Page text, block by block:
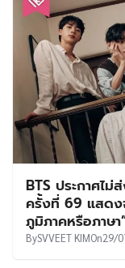
BTS ประกาศไม่
ครั้งที่ 69 แสด
ภูมิภาคหรือภาษา
BySVVEET KIMOn29/